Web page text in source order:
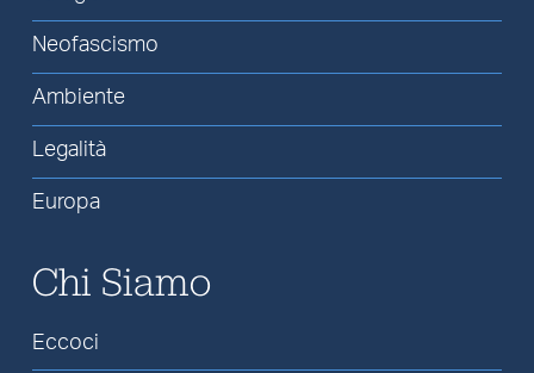
Neofascismo
Ambiente
Legalità
Europa
Chi Siamo
Eccoci